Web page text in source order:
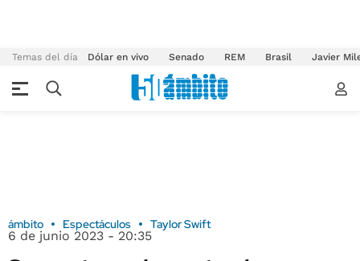
Temas del día Dólar en vivo Senado REM Brasil Javier
ámbito Espectáculos Taylor Swift
6 de junio 2023 - 20:35